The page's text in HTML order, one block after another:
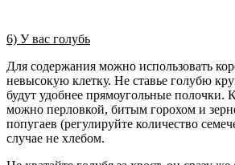
6) У вас голубь
Для содержания можно использовать
невысокую клетку. Не ставье голубю
будут удобнее прямоугольные полочки.
можно перловкой, битым горохом и
попугаев (регулируйте количество
случае не хлебом.